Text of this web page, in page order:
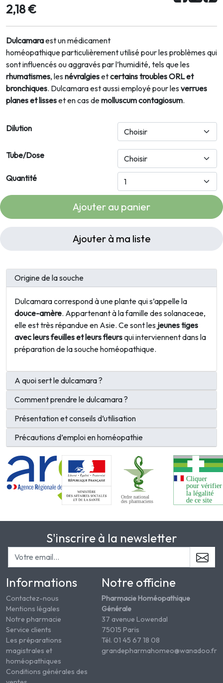
2,18 €
Dulcamaraest un médicament
homéopathiqueparticulièrement utilisé pour les problèmes qui
sont influencés ou aggravés par l’humidité, tels que les
rhumatismes, les névralgiesetcertains troubles ORL et
bronchiques. Dulcamara est aussi employé pour les verrues
planes et lisseset en cas demolluscum contagiosum.
Dilution
Tube/Dose
Quantité
Ajouter au panier
Ajouter à ma liste
Origine de la souche
Dulcamara correspond à une plante qui s’appelle la
douce-amère. Appartenant à la famille des solanaceae,
elle est très répandue en Asie. Ce sont les jeunes tiges
avec leurs feuilles et leurs fleursqui interviennent dans la
préparation de la souche homéopathique.
A quoi sert le dulcamara ?
Comment prendre le dulcamara ?
Présentation et conseils d’utilisation
Précautions d’emploi en homéopathie
S'inscrire à la newsletter
Informations
Contactez-nous
Mentions légales
Notre pharmacie
Service clients
Les préparations
magistrales et
homéopathiques
Conditions générales des
Notre officine
Pharmacie Homéopathique
Générale
37 avenue Lowendal
75015 Paris
Tél. 01 45 67 18 08
grandepharmahomeo@wanadoo.fr